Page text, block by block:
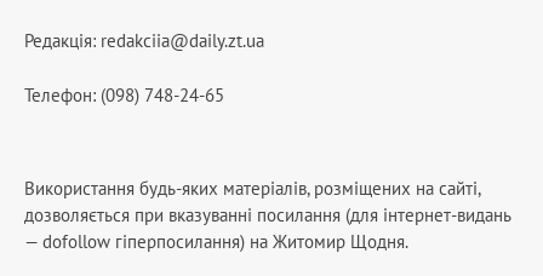
Редакція: redakciia@daily.zt.ua
Телефон: (098) 748-24-65
Використання будь-яких матеріалів, розміщених на сайті,
дозволяється при вказуванні посилання (для інтернет-видань
— dofollow гіперпосилання) на Житомир Щодня.